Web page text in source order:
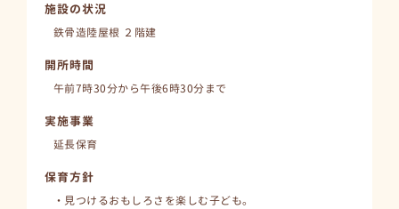
施設の状況
鉄骨造陸屋根 ２階建
開所時間
午前7時30分から午後6時30分まで
実施事業
延長保育
保育方針
・見つけるおもしろさを楽しむ子ども。